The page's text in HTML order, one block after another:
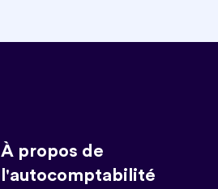
À propos de
l'autocomptabilité